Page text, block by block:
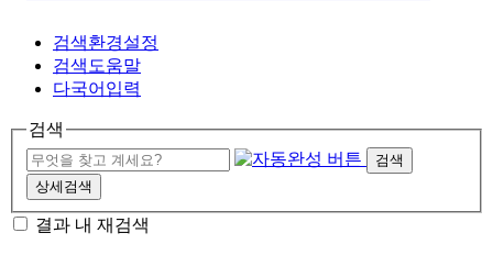
검색환경설정
검색도움말
다국어입력
검색
검색
상세검색
결과 내 재검색